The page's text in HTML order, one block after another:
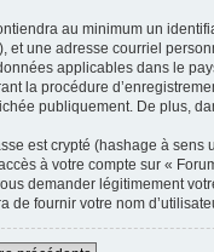
au minimum un
et une adresse courriel
applicables dans le
la procédure
publiquement. De plus,
est crypté (hashage à
à votre compte sur «
demander légitimement
de fournir votre nom